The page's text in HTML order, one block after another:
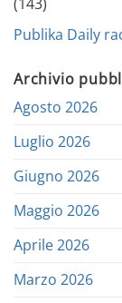
Publika Daily
Archivio
Agosto 2026
Luglio 2026
Giugno 2026
Maggio 2026
Aprile 2026
Marzo 2026